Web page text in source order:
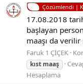
Çözümlendi |
17.08.2018
başlayan
maaşı da
Faruk 1 ÇİÇEK
kıst maaş
Hesaplama